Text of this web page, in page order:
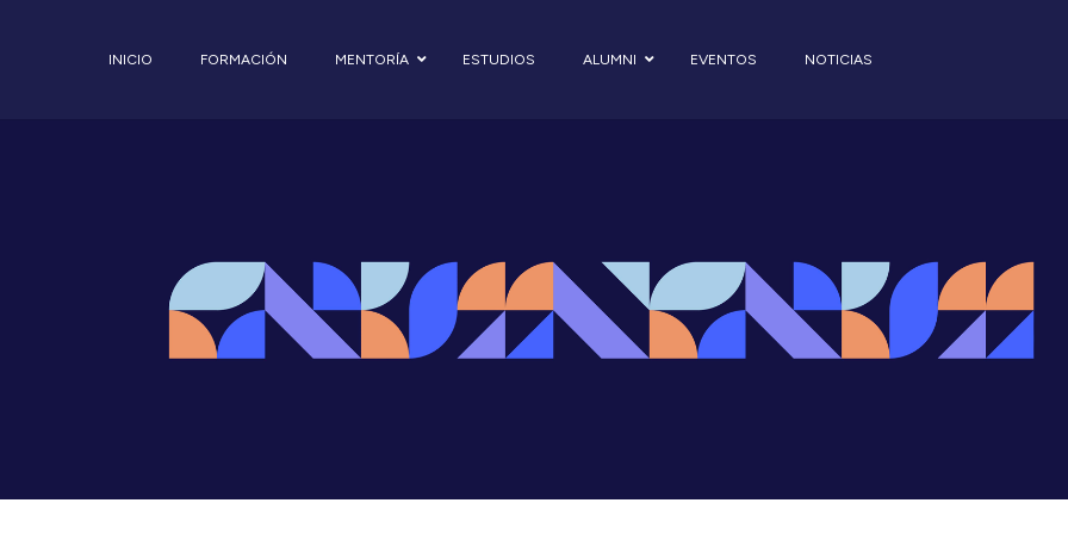
INICIO FORMACIÓN MENTORÍA ESTUDIOS ALUMNI EVENTOS NOTICIAS